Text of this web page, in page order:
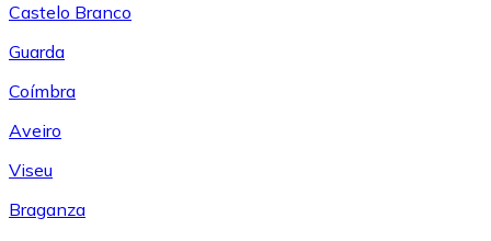
Castelo Branco
Guarda
Coímbra
Aveiro
Viseu
Braganza